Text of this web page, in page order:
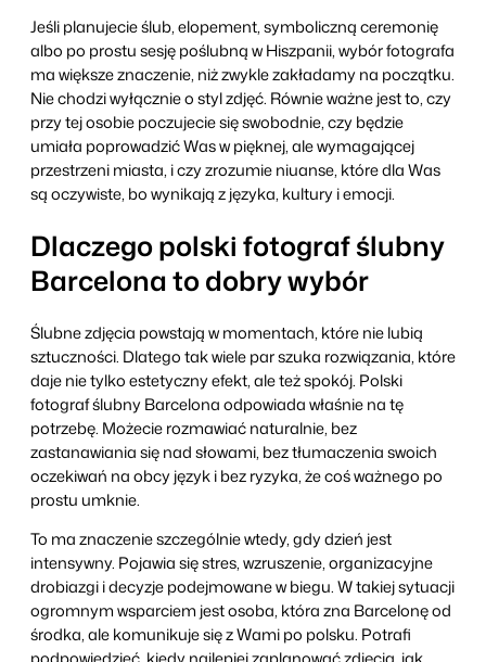
Jeśli planujecie ślub, elopement, symboliczną ceremonię
albo po prostu sesję poślubną w Hiszpanii, wybór fotografa
ma większe znaczenie, niż zwykle zakładamy na początku.
Nie chodzi wyłącznie o styl zdjęć. Równie ważne jest to, czy
przy tej osobie poczujecie się swobodnie, czy będzie
umiała poprowadzić Was w pięknej, ale wymagającej
przestrzeni miasta, i czy zrozumie niuanse, które dla Was
są oczywiste, bo wynikają z języka, kultury i emocji.
Dlaczego polski fotograf ślubny
Barcelona to dobry wybór
Ślubne zdjęcia powstają w momentach, które nie lubią
sztuczności. Dlatego tak wiele par szuka rozwiązania, które
daje nie tylko estetyczny efekt, ale też spokój. Polski
fotograf ślubny Barcelona odpowiada właśnie na tę
potrzebę. Możecie rozmawiać naturalnie, bez
zastanawiania się nad słowami, bez tłumaczenia swoich
oczekiwań na obcy język i bez ryzyka, że coś ważnego po
prostu umknie.
To ma znaczenie szczególnie wtedy, gdy dzień jest
intensywny. Pojawia się stres, wzruszenie, organizacyjne
drobiazgi i decyzje podejmowane w biegu. W takiej sytuacji
ogromnym wsparciem jest osoba, która zna Barcelonę od
środka, ale komunikuje się z Wami po polsku. Potrafi